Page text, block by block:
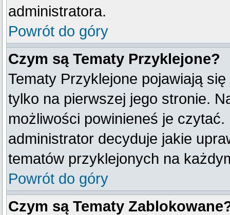
administratora.
Powrót do góry
Czym są Tematy Przyklejone?
Tematy Przyklejone pojawiają
tylko na pierwszej jego stronie.
możliwości powinieneś je czytać.
administrator decyduje jakie
tematów przyklejonych na
Powrót do góry
Czym są Tematy